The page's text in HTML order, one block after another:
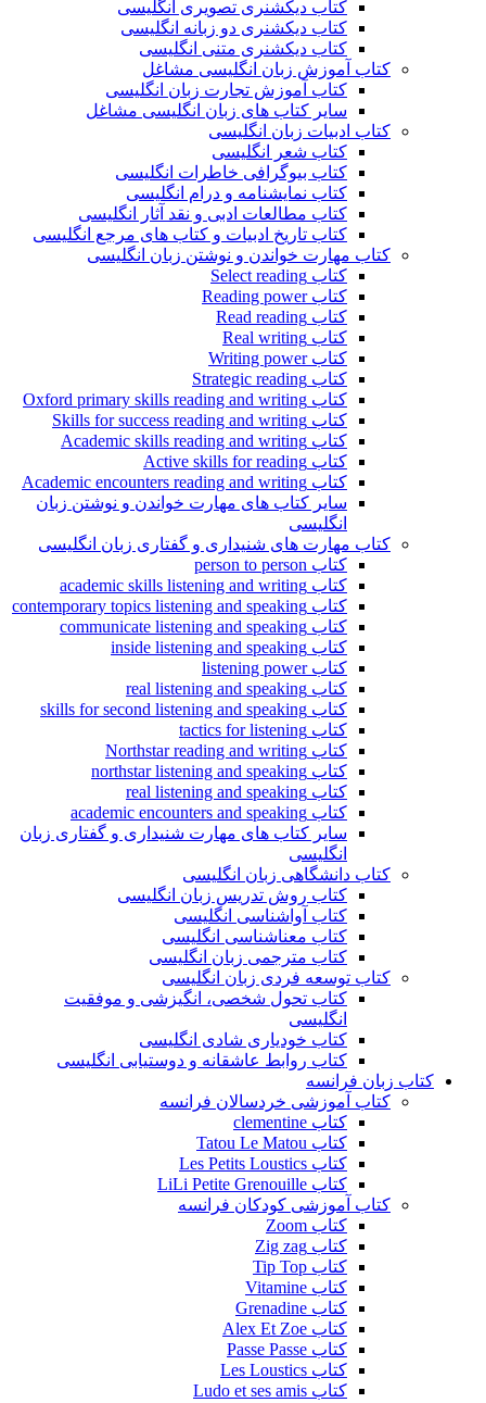
کتاب دیکشنری تصویری انگلیسی
کتاب دیکشنری دو زبانه انگلیسی
کتاب دیکشنری متنی انگلیسی
کتاب آموزش زبان انگلیسی مشاغل
کتاب آموزش تجارت زبان انگلیسی
سایر کتاب های زبان انگلیسی مشاغل
کتاب ادبیات زبان انگلیسی
کتاب شعر انگلیسی
کتاب بیوگرافی خاطرات انگلیسی
کتاب نمایشنامه و درام انگلیسی
کتاب مطالعات ادبی و نقد آثار انگلیسی
کتاب تاریخ ادبیات و کتاب های مرجع انگلیسی
کتاب مهارت خواندن و نوشتن زبان انگلیسی
کتاب Select reading
کتاب Reading power
کتاب Read reading
کتاب Real writing
کتاب Writing power
کتاب Strategic reading
کتاب Oxford primary skills reading and writing
کتاب Skills for success reading and writing
کتاب Academic skills reading and writing
کتاب Active skills for reading
کتاب Academic encounters reading and writing
سایر کتاب های مهارت خواندن و نوشتن زبان
انگلیسی
کتاب مهارت های شنیداری و گفتاری زبان انگلیسی
کتاب person to person
کتاب academic skills listening and writing
کتاب contemporary topics listening and speaking
کتاب communicate listening and speaking
کتاب inside listening and speaking
کتاب listening power
کتاب real listening and speaking
کتاب skills for second listening and speaking
کتاب tactics for listening
کتاب Northstar reading and writing
کتاب northstar listening and speaking
کتاب real listening and speaking
کتاب academic encounters and speaking
سایر کتاب های مهارت شنیداری و گفتاری زبان
انگلیسی
کتاب دانشگاهی زبان انگلیسی
کتاب روش تدریس زبان انگلیسی
کتاب آواشناسی انگلیسی
کتاب معناشناسی انگلیسی
کتاب مترجمی زبان انگلیسی
کتاب توسعه فردی زبان انگلیسی
کتاب تحول شخصی، انگیزشی و موفقیت
انگلیسی
کتاب خودیاری شادی انگلیسی
کتاب روابط عاشقانه و دوستیابی انگلیسی
کتاب زبان فرانسه
کتاب آموزشی خردسالان فرانسه
کتاب clementine
کتاب Tatou Le Matou
کتاب Les Petits Loustics
کتاب LiLi Petite Grenouille
کتاب آموزشی کودکان فرانسه
کتاب Zoom
کتاب Zig zag
کتاب Tip Top
کتاب Vitamine
کتاب Grenadine
کتاب Alex Et Zoe
کتاب Passe Passe
کتاب Les Loustics
کتاب Ludo et ses amis